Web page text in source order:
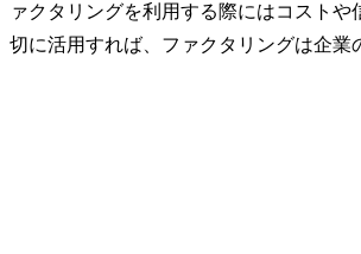
ァクタリングを利用する際にはコスト
切に活用すれば、ファクタリングは企業